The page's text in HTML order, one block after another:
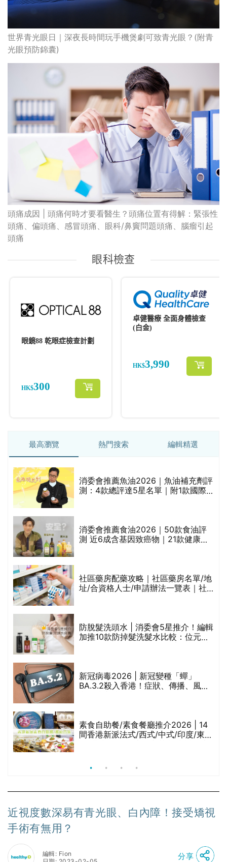
世界青光眼日｜深夜長時間玩手機煲劇可致青光眼？(附青
光眼預防錦囊)
頭痛成因 | 頭痛何時才要看醫生？頭痛位置有得解：緊張性
頭痛、偏頭痛、感冒頭痛、眼科/鼻竇問題頭痛、腦瘤引起
頭痛
最高瀏覽 熱門搜索 編輯精選
消委會推薦魚油2026｜魚油補充劑評
測：4款總評達5星名單｜附1款國際
消委會推薦食油2026｜50款食油評
測 近6成含基因致癌物｜21款健康煮
社區藥房配藥攻略｜社區藥房名單/地
址/合資格人士/申請辦法一覽表｜社
防脫髮洗頭水 | 消委會5星推介！編輯
加推10款防掉髮洗髮水比較：位元
新冠病毒2026 | 新冠變種「蟬」
BA.3.2殺入香港！症狀、傳播、風險
素食自助餐/素食餐廳推介2026 | 14
間香港新派法式/西式/中式/印度/東南
近視度數深易有青光眼、白內障！接受矯視
手術有無用？
編輯: Fion
分享